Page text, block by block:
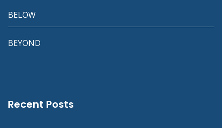
BELOW
BEYOND
Recent Posts